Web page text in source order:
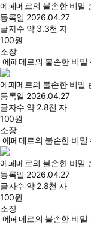
에페메르의 불손한 비밀
등록일 2026.04.27
글자수 약 3.3천 자
100원
소장
에페메르의 불손한 비
에페메르의 불손한 비밀
등록일 2026.04.27
글자수 약 2.8천 자
100원
소장
에페메르의 불손한 비
에페메르의 불손한 비밀
등록일 2026.04.27
글자수 약 2.8천 자
100원
소장
에페메르의 불손한 비